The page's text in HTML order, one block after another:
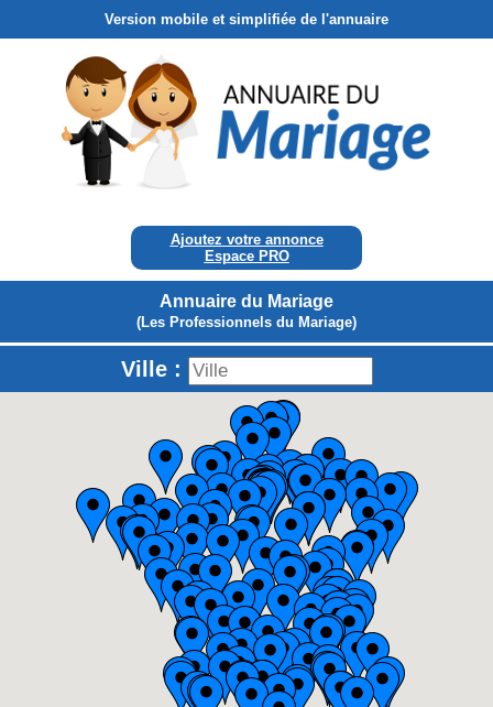
Version mobile et simplifiée de l'annuaire
Ajoutez votre annonce
Espace PRO
Annuaire du Mariage
(Les Professionnels du Mariage)
Ville :